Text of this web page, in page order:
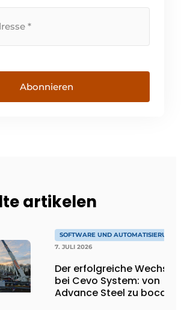
Abonnieren
artikelen
SOFTWARE UND AUTOMATISIERUNG
7. JULI 2026
Der erfolgreiche Wechsel
bei Cevo System: von
Advance Steel zu bocad